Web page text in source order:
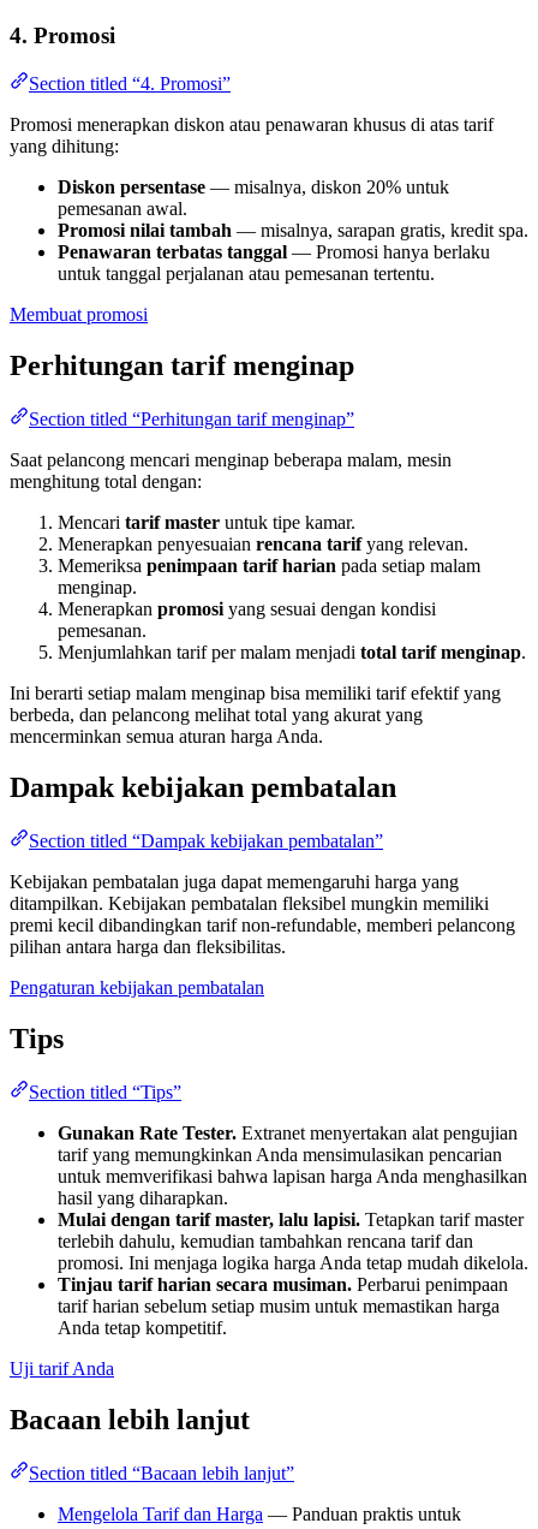
4. Promosi
Section titled “4. Promosi”
Promosi menerapkan diskon atau penawaran khusus di atas tarif
yang dihitung:
Diskon persentase — misalnya, diskon 20% untuk
pemesanan awal.
Promosi nilai tambah — misalnya, sarapan gratis, kredit spa.
Penawaran terbatas tanggal — Promosi hanya berlaku
untuk tanggal perjalanan atau pemesanan tertentu.
Membuat promosi
Perhitungan tarif menginap
Section titled “Perhitungan tarif menginap”
Saat pelancong mencari menginap beberapa malam, mesin
menghitung total dengan:
Mencari tarif master untuk tipe kamar.
Menerapkan penyesuaian rencana tarifyang relevan.
Memeriksa penimpaan tarif harian pada setiap malam
menginap.
Menerapkan promosi yang sesuai dengan kondisi
pemesanan.
Menjumlahkan tarif per malam menjadi total tarif menginap.
Ini berarti setiap malam menginap bisa memiliki tarif efektif yang
berbeda, dan pelancong melihat total yang akurat yang
mencerminkan semua aturan harga Anda.
Dampak kebijakan pembatalan
Section titled “Dampak kebijakan pembatalan”
Kebijakan pembatalan juga dapat memengaruhi harga yang
ditampilkan. Kebijakan pembatalan fleksibel mungkin memiliki
premi kecil dibandingkan tarif non-refundable, memberi pelancong
pilihan antara harga dan fleksibilitas.
Pengaturan kebijakan pembatalan
Tips
Section titled “Tips”
Gunakan Rate Tester. Extranet menyertakan alat pengujian
tarif yang memungkinkan Anda mensimulasikan pencarian
untuk memverifikasi bahwa lapisan harga Anda menghasilkan
hasil yang diharapkan.
Mulai dengan tarif master, lalu lapisi. Tetapkan tarif master
terlebih dahulu, kemudian tambahkan rencana tarif dan
promosi. Ini menjaga logika harga Anda tetap mudah dikelola.
Tinjau tarif harian secara musiman. Perbarui penimpaan
tarif harian sebelum setiap musim untuk memastikan harga
Anda tetap kompetitif.
Uji tarif Anda
Bacaan lebih lanjut
Section titled “Bacaan lebih lanjut”
Mengelola Tarif dan Harga — Panduan praktis untuk